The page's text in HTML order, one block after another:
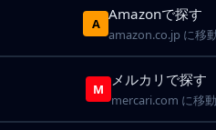
A
Amazonで探す
amazon.co.jp に移
M
メルカリで探す
mercari.com に移動